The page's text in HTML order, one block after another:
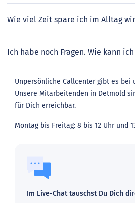
Wie viel Zeit spare ich im Alltag
Ich habe noch Fragen. Wie kann
Unpersönliche Callcenter gibt es bei
Unsere Mitarbeitenden in Detmold
für Dich erreichbar.
Montag bis Freitag: 8 bis 12 Uhr und
Im Live-Chat tauschst Du Dich